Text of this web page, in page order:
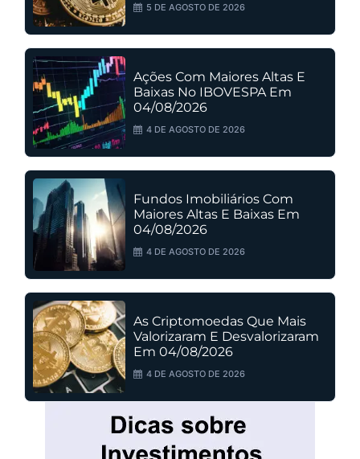
5 DE AGOSTO DE 2026
Ações Com Maiores Altas E
Baixas No IBOVESPA Em
04/08/2026
4 DE AGOSTO DE 2026
Fundos Imobiliários Com
Maiores Altas E Baixas Em
04/08/2026
4 DE AGOSTO DE 2026
As Criptomoedas Que Mais
Valorizaram E Desvalorizaram
Em 04/08/2026
4 DE AGOSTO DE 2026